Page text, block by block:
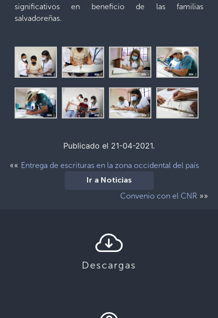
significativos en beneficio de las familias
salvadoreñas.
Publicado el 21-04-2021.
«« Entrega de escrituras en la zona occidental del país
Ir a Noticias
Convenio con el CNR »»
Descargas